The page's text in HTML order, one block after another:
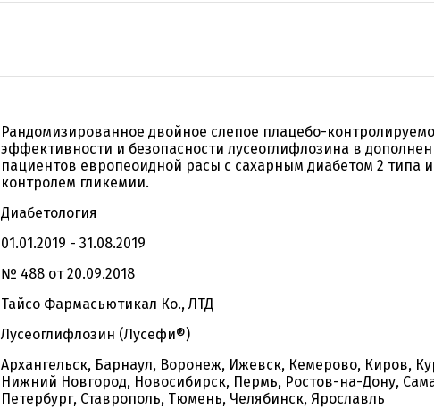
Рандомизированное двойное слепое плацебо-
эффективности и безопасности лусеоглифлозина в
пациентов европеоидной расы с сахарным диабетом 2 типа
контролем гликемии.
Диабетология
01.01.2019 - 31.08.2019
№ 488 от 20.09.2018
Тайсо Фармасьютикал Ко., ЛТД
Лусеоглифлозин (Лусефи®)
Архангельск, Барнаул, Воронеж, Ижевск, Кемерово, Киров,
Нижний Новгород, Новосибирск, Пермь, Ростов-на-Дону,
Петербург, Ставрополь, Тюмень, Челябинск, Ярославль